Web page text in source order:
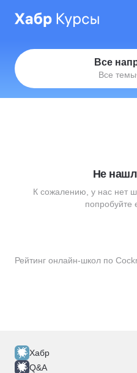
Все
Все темы
Рейтинг онлайн-школ по
Не
К сожалению, у нас нет
попробуйте
Хабр
Q&A